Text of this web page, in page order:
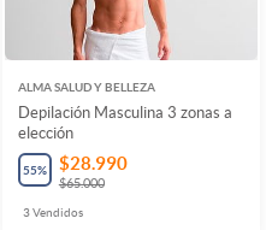
ALMA SALUD Y BELLEZA
Depilación Masculina 3 zonas a
elección
55% $28.990
$65.000
3Vendidos